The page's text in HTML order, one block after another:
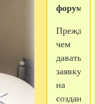
форуме.
Прежде,
чем
давать
заявку
на
создание